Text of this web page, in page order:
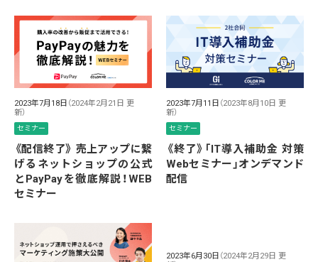
2023年7月18日 （2024年2月21日 更
新）
セミナー
《配信終了》 売上アップに繋
げるネットショップの公式
とPayPayを徹底解説！WEB
セミナー
2023年7月11日 （2023年8月10日 更
新）
セミナー
《終了》「IT導入補助金 対策
Webセミナー」オンデマンド
配信
2023年6月30日 （2024年2月29日 更